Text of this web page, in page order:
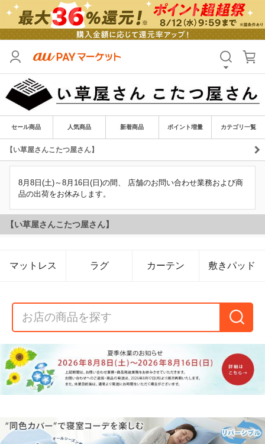
セール商品 人気商品 新着商品 ポイント増量 カテゴリ一覧
【い草屋さんこたつ屋さん】
8月8日(土)～8月16日(日)の間、 店舗のお問い合わせ業務および商
品の出荷をお休みします。
【い草屋さんこたつ屋さん】
マットレス ラグ カーテン 敷きパッド